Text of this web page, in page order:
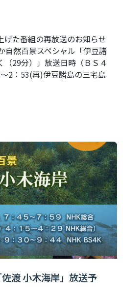
げた番組の再放送のお知らせ
自然百景スペシャル「伊豆諸
29分）」放送日時（ＢＳ４
2：53(再)伊豆諸島の三宅島
渡 小木海岸」放送予